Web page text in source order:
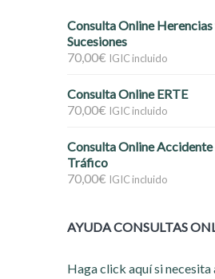
Consulta Online Herencias
Sucesiones
70,00€ IGIC incluido
Consulta Online ERTE
70,00€ IGIC incluido
Consulta Online Accidente
Tráfico
70,00€ IGIC incluido
AYUDA CONSULTAS
Haga click aquí si necesita